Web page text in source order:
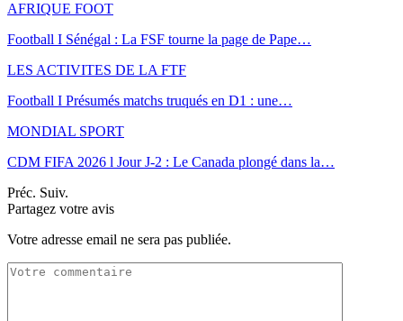
AFRIQUE FOOT
Football I Sénégal : La FSF tourne la page de Pape…
LES ACTIVITES DE LA FTF
Football I Présumés matchs truqués en D1 : une…
MONDIAL SPORT
CDM FIFA 2026 l Jour J-2 : Le Canada plongé dans la…
Préc. Suiv.
Partagez votre avis
Votre adresse email ne sera pas publiée.